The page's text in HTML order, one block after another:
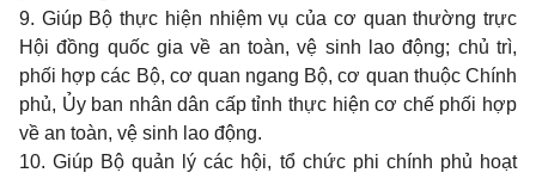
9. Giúp Bộ thực hiện nhiệm vụ của cơ quan thường trực
Hội đồng quốc gia về an toàn, vệ sinh lao động; chủ trì,
phối hợp các Bộ, cơ quan ngang Bộ, cơ quan thuộc Chính
phủ, Ủy ban nhân dân cấp tỉnh thực hiện cơ chế phối hợp
về an toàn, vệ sinh lao động.
10. Giúp Bộ quản lý các hội, tổ chức phi chính phủ hoạt